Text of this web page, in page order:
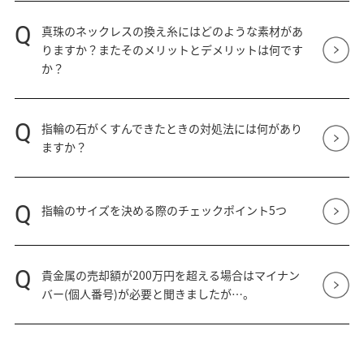
Q
真珠のネックレスの換え糸にはどのような素材があ
りますか？またそのメリットとデメリットは何です
か？
Q
指輪の石がくすんできたときの対処法には何があり
ますか？
Q 指輪のサイズを決める際のチェックポイント5つ
Q
貴金属の売却額が200万円を超える場合はマイナン
バー(個人番号)が必要と聞きましたが…。